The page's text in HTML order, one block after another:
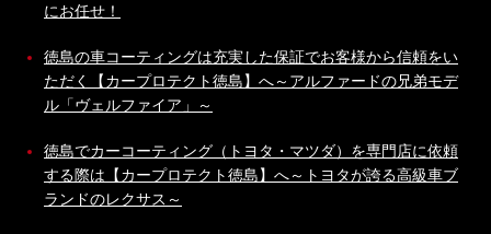
にお任せ！
徳島の車コーティングは充実した保証でお客様から信頼をい
ただく【カープロテクト徳島】へ～アルファードの兄弟モデ
ル「ヴェルファイア」～
徳島でカーコーティング（トヨタ・マツダ）を専門店に依頼
する際は【カープロテクト徳島】へ～トヨタが誇る高級車ブ
ランドのレクサス～